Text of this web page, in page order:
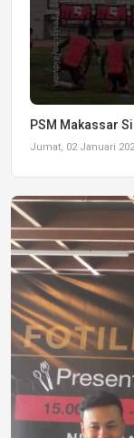
PSM Makassar
Jumat, 02 Januari